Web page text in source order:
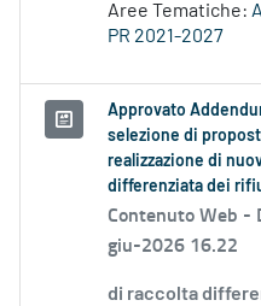
Aree Tematiche:
PR 2021-2027
Approvato
selezione di
realizzazione di
differenziata dei
Contenuto Web -
giu-2026 16.22
di raccolta